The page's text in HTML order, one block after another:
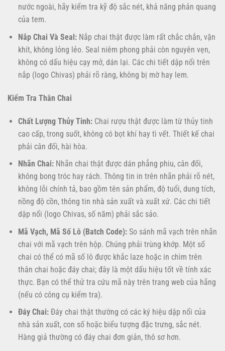
nước ngoài, hãy kiểm tra kỹ độ sắc nét, khả năng phản quang
của tem.
Nắp Chai Và Seal:Nắp chai thật được làm rất chắc chắn, vặn
khít, không lỏng lẻo. Seal niêm phong phải còn nguyên vẹn,
không có dấu hiệu cạy mở, dán lại. Các chi tiết dập nổi trên
nắp (logo Chivas) phải rõ ràng, không bị mờ hay lem.
Kiểm Tra Thân Chai
Chất Lượng Thủy Tinh:Chai rượu thật được làm từ thủy tinh
cao cấp, trong suốt, không có bọt khí hay tì vết. Thiết kế chai
phải cân đối, hài hòa.
Nhãn Chai:Nhãn chai thật được dán phẳng phiu, cân đối,
không bong tróc hay rách. Thông tin in trên nhãn phải rõ nét,
không lỗi chính tả, bao gồm tên sản phẩm, độ tuổi, dung tích,
nồng độ cồn, thông tin nhà sản xuất và xuất xứ. Các chi tiết
dập nổi (logo Chivas, số năm) phải sắc sảo.
Mã Vạch, Mã Số Lô (Batch Code):So sánh mã vạch trên nhãn
chai với mã vạch trên hộp. Chúng phải trùng khớp. Một số
chai có thể có mã số lô được khắc laze hoặc in chìm trên
thân chai hoặc đáy chai; đây là một dấu hiệu tốt về tính xác
thực. Bạn có thể thử tra cứu mã này trên trang web của hãng
(nếu có công cụ kiểm tra).
Đáy Chai:Đáy chai thật thường có các ký hiệu dập nổi của
nhà sản xuất, con số hoặc biểu tượng đặc trưng, sắc nét.
Hàng giả thường có đáy chai đơn giản, thô sơ hơn.